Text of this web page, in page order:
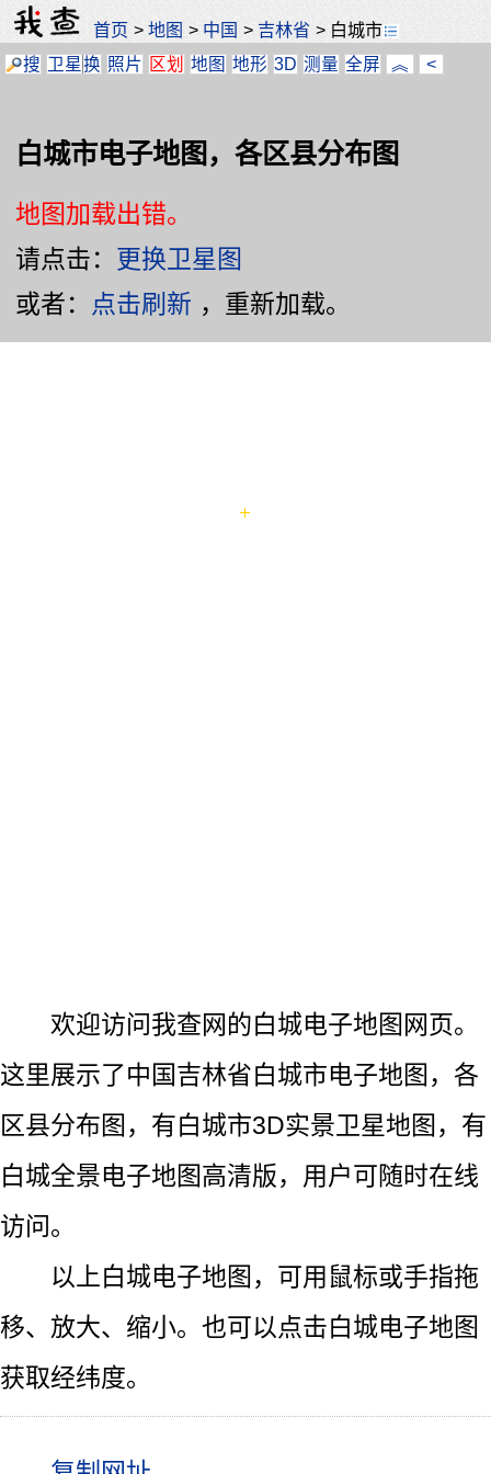
首页 >地图 > 中国 > 吉林省 > 白城市
搜 卫星换 照片 区划 地图 地形 3D 测量 全屏 ︽ <
白城市电子地图，各区县分布图
地图加载出错。
请点击： 更换卫星图
或者： 点击刷新 ，重新加载。
欢迎访问我查网的白城电子地图网页。
这里展示了中国吉林省白城市电子地图，各
区县分布图，有白城市3D实景卫星地图，有
白城全景电子地图高清版，用户可随时在线
访问。
以上白城电子地图，可用鼠标或手指拖
移、放大、缩小。也可以点击白城电子地图
获取经纬度。